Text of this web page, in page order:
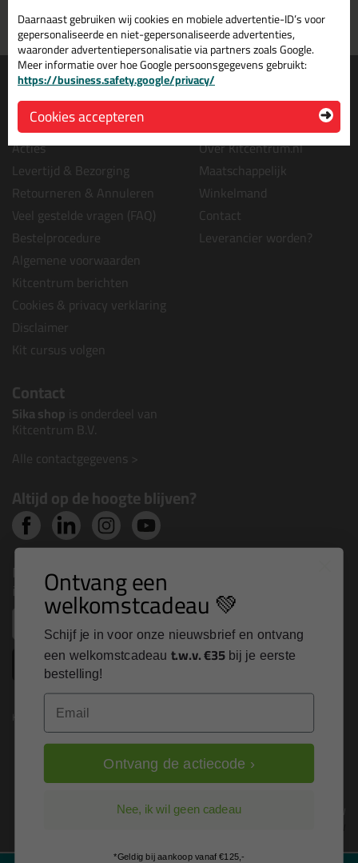
Grootste assortiment
uit voorraad leverbaar
PostNL afhaalpunt: kies zelf
wanneer je afhaalt
Informatie
Tips en tricks
Keuzehulpen
Acties
Levertijd & Bezorging
Retourneren & Annuleren
Veel gestelde vragen (FAQ)
Bestelprocedure
Algemene voorwaarden
Kitcentrum berichten
Cookies & privacy verklaring
Disclaimer
Kit cursus volgen
Over ons
Wie wij zijn?
Vacatures bij kitcentrum.nl
Over Kitcentrum.nl
Maatschappelijk
Winkelmand
Contact
Leverancier worden?
Contact
Sika shop is onderdeel van
Kitcentrum B.V.
Alle contactgegevens >
Altijd op de hoogte blijven?
Nieuws, tips en exclusieve deals rechtstreeks in je
inbox
Inschrijven
Kitcentrum is trots op:
Alle prijzen zijn in EURO en excl. 21% BTW
Daarnaast gebruiken wij cookies en mobiele advertentie-ID’s voor
gepersonaliseerde en niet-gepersonaliseerde advertenties,
waaronder advertentiepersonalisatie via partners zoals Google.
Meer informatie over hoe Google persoonsgegevens gebruikt:
https://business.safety.google/privacy/
Cookies accepteren
Ontvang een
welkomstcadeau 💚
Schijf je in voor onze nieuwsbrief en ontvang
een welkomstcadeau t.w.v. €35 bij je eerste
bestelling!
Email
Ontvang de actiecode ›
Nee, ik wil geen cadeau
*Geldig bij aankoop vanaf €125,-